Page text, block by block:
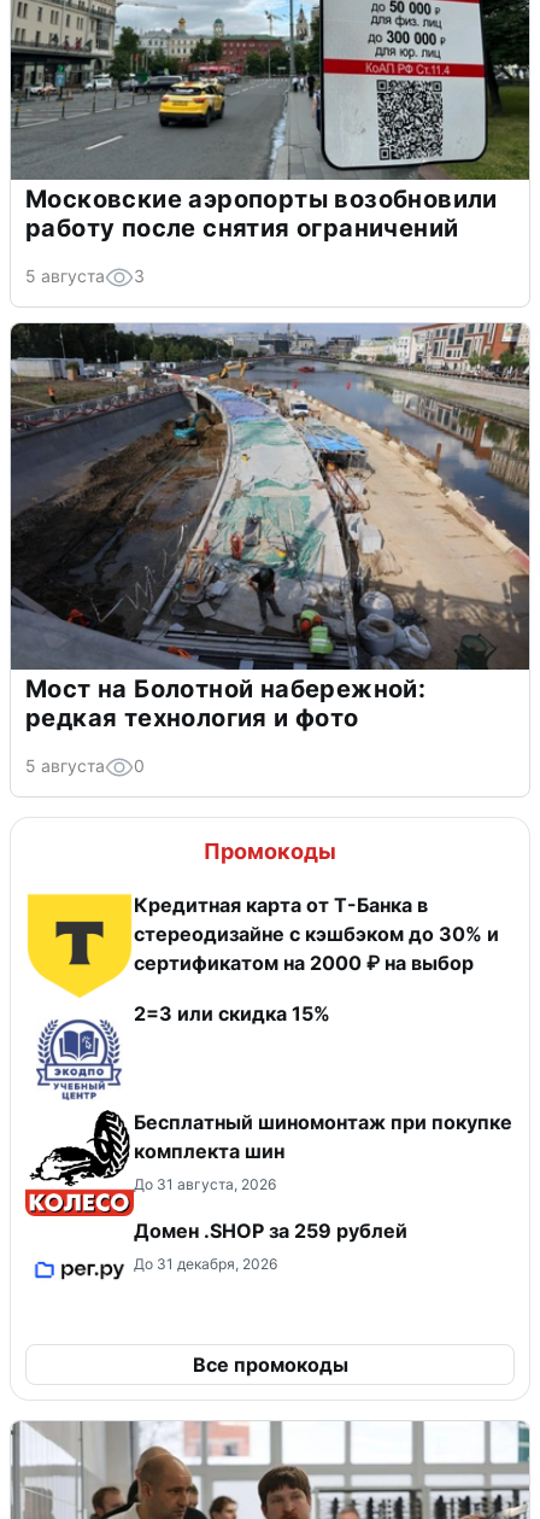
Московские аэропорты возобновили
работу после снятия ограничений
5 августа 3
Мост на Болотной набережной:
редкая технология и фото
5 августа 0
Промокоды
Кредитная карта от Т-Банка в
стереодизайне с кэшбэком до 30% и
сертификатом на 2000 ₽ на выбор
2=3 или скидка 15%
Бесплатный шиномонтаж при покупке
комплекта шин
До 31 августа, 2026
Домен .SHOP за 259 рублей
До 31 декабря, 2026
Все промокоды